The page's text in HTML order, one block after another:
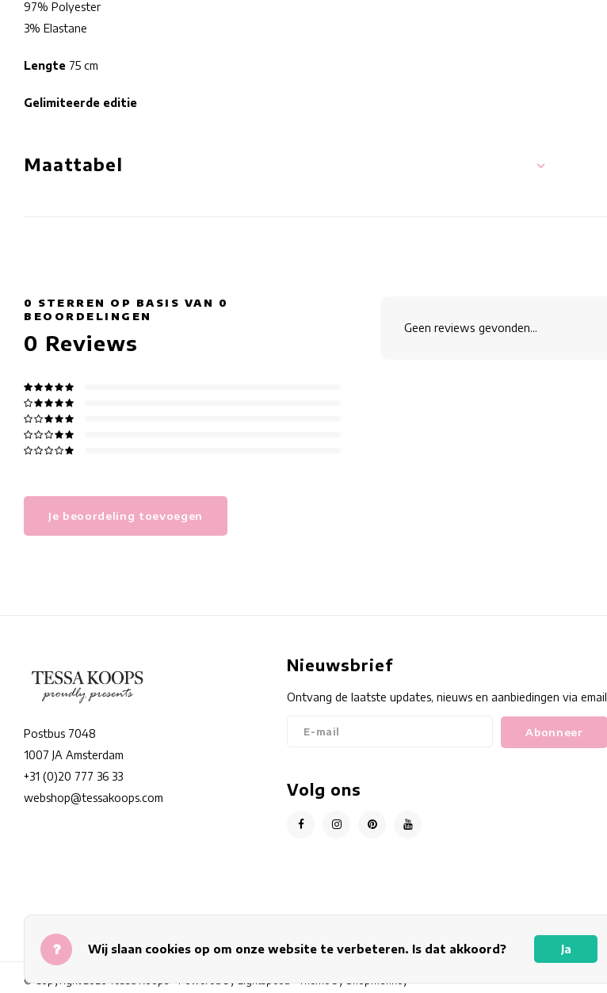
97% Polyester
3% Elastane
Lengte 75 cm
Gelimiteerde editie
Maattabel
0 STERREN OP BASIS VAN 0
BEOORDELINGEN
0 Reviews
Je beoordeling toevoegen
Geen reviews gevonden...
Postbus 7048
1007 JA Amsterdam
+31 (0)20 777 36 33
webshop@tessakoops.com
Nieuwsbrief
Ontvang de laatste updates, nieuws en aanbiedingen via email
Abonneer
Volg ons
© Copyright 2026 Tessa Koops - Powered byLightspeed- Theme byShopmonkey
Wij slaan cookies op om onze website te verbeteren. Is dat akkoord? Ja